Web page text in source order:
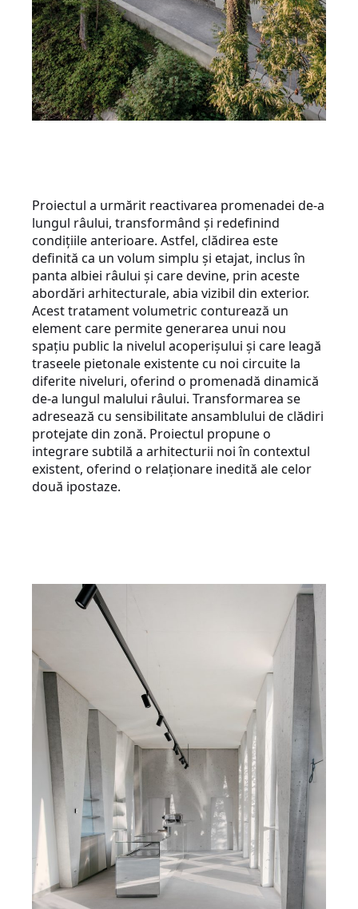
Proiectul a urmărit reactivarea promenadei de-a
lungul râului, transformând și redefinind
condițiile anterioare. Astfel, clădirea este
definită ca un volum simplu și etajat, inclus în
panta albiei râului și care devine, prin aceste
abordări arhitecturale, abia vizibil din exterior.
Acest tratament volumetric conturează un
element care permite generarea unui nou
spațiu public la nivelul acoperișului și care leagă
traseele pietonale existente cu noi circuite la
diferite niveluri, oferind o promenadă dinamică
de-a lungul malului râului. Transformarea se
adresează cu sensibilitate ansamblului de clădiri
protejate din zonă. Proiectul propune o
integrare subtilă a arhitecturii noi în contextul
existent, oferind o relaționare inedită ale celor
două ipostaze.